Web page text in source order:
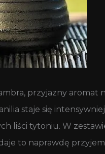
przyjazny aromat
staje się
liści tytoniu. W
to naprawdę